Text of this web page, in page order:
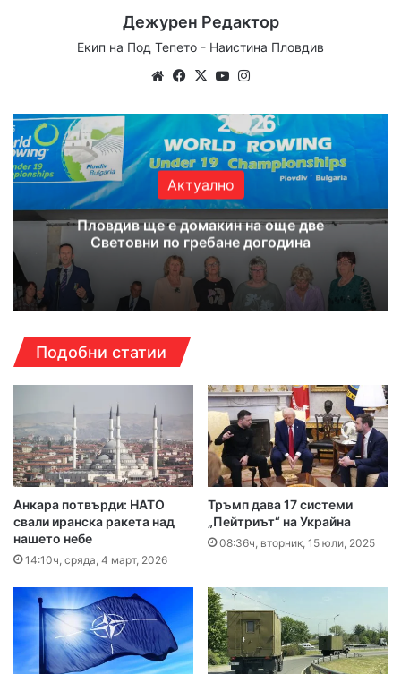
Дежурен Редактор
Екип на Под Тепето - Наистина Пловдив
WebsiteFacebook
X YouTube
Актуално
Пловдив ще е домакин на още две
Световни по гребане догодина
Подобни статии
Анкара потвърди: НАТО
свали иранска ракета над
нашето небе
14:10ч, сряда, 4 март, 2026
Тръмп дава 17 системи
„Пейтриът“ на Украйна
08:36ч, вторник, 15 юли, 2025